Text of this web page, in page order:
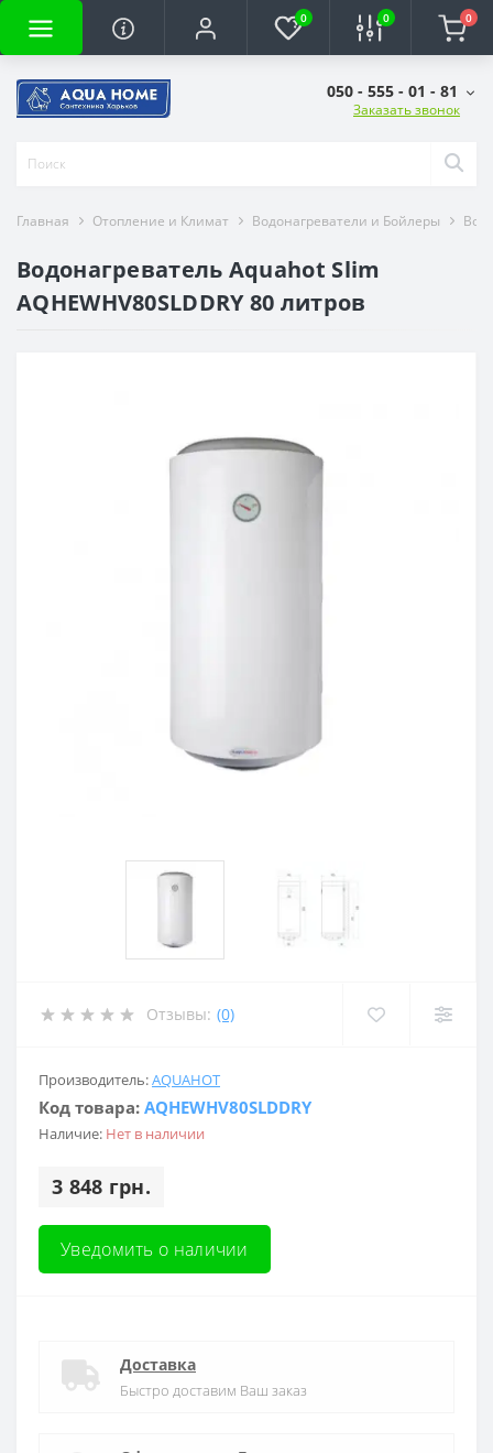
0 0 0
050 - 555 - 01 - 81
Заказать звонок
Главная Отопление и Климат Водонагреватели и Бойлеры
Водонагреватель Aquahot Slim
AQHEWHV80SLDDRY 80 литров
Отзывы: (0)
Производитель:AQUAHOT
Код товара: AQHEWHV80SLDDRY
Наличие: Нет в наличии
3 848 грн.
Уведомить о наличии
Доставка
Быстро доставим Ваш заказ